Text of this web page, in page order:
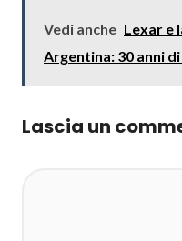
Vedi anche Lexar e
Argentina: 30 anni
Lascia un